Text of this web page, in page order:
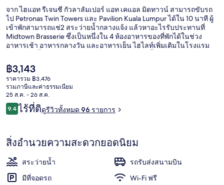
เค
แอล
มิด
ทาวน์
จาก ไฮแอท รีเจนซี กัวลาลัมเปอร์ แอท เคแอล มิดทาวน์ สามารถขับรถ
ไป Petronas Twin Towers และ Pavilion Kuala Lumpur ได้ใน 10 นาที ผู้
เข้าพักสามารถแช่2 สระว่ายน้ำกลางแจ้ง แล้วหาอะไรรับประทานที่
Midtown Brasserie ซึ่งเป็นหนึ่งใน 4 ห้องอาหารของที่พักได้ในช่วง
อาหารเช้า อาหารกลางวัน และอาหารเย็น ไฮไลท์เพิ่มเติมในโรงแรม
ราคา
ปัจจุบัน
฿3,143
฿3,143
ราคารวม ฿3,476
รวมภาษีและค่าธรรมเนียม
25 ส.ค. - 26 ส.ค.
รีวิว
9.49.4 จาก 10
ไร้ที่ติดูรีวิวทั้งหมด 96 รายการ
สิ่งอำนวยความสะดวกยอดนิยม
สระว่ายน้ำ
รถรับส่งสนามบิน
มีที่จอดรถ
Wi-Fi ฟรี